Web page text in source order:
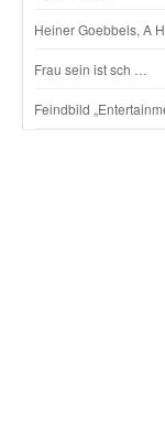
Heiner Goebbels, A
Frau sein ist sch …
Feindbild